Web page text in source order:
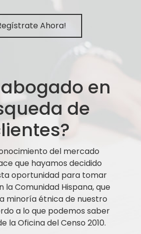
Ahora!
abogado en
de
del mercado
que hayamos decidido
oportunidad para tomar
Comunidad Hispana, que
minoría étnica de nuestro
a lo que podemos saber
la Oficina del Censo 2010.